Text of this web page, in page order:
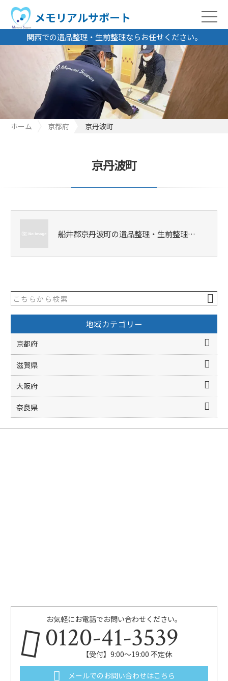
関西での遺品整理・生前整理ならお任せください。
メモリアルサポート
ホーム 京都府 京丹波町
京丹波町
船井郡京丹波町の遺品整理・生前整理…
地域カテゴリー
京都府
滋賀県
大阪府
奈良県
お気軽にお電話でお問い合わせください。
0120-41-3539
【受付】9:00～19:00 不定休
メールでのお問い合わせはこちら